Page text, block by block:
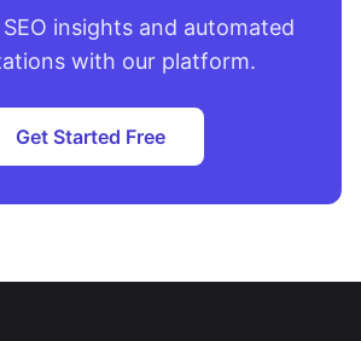
insights and automated
with our platform.
Get Started Free